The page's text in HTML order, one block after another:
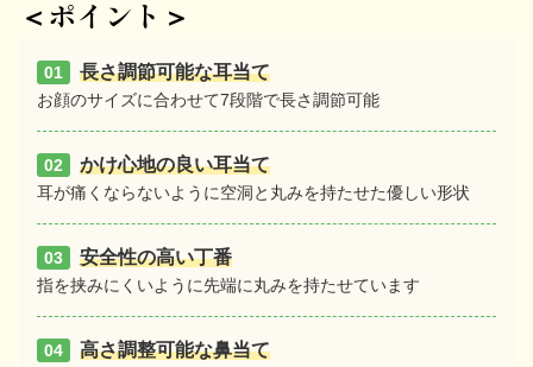
＜ポイント＞
01 長さ調節可能な耳当て
お顔のサイズに合わせて7段階で長さ調節可能
02 かけ心地の良い耳当て
耳が痛くならないように空洞と丸みを持たせた優しい形状
03 安全性の高い丁番
指を挟みにくいように先端に丸みを持たせています
04 高さ調整可能な鼻当て